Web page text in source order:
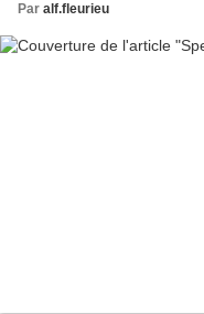
Par alf.fleurieu